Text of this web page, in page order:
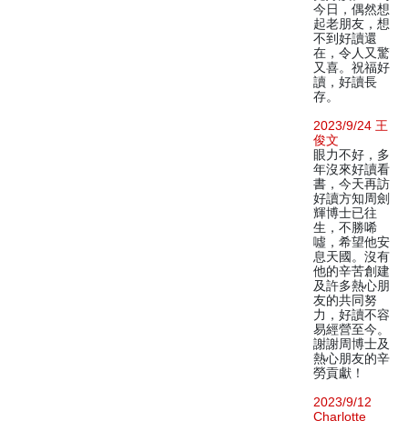
今日，偶然想
起老朋友，想
不到好讀還
在，令人又驚
又喜。祝福好
讀，好讀長
存。
2023/9/24 王
俊文
眼力不好，多
年沒來好讀看
書，今天再訪
好讀方知周劍
輝博士已往
生，不勝唏
噓，希望他安
息天國。沒有
他的辛苦創建
及許多熱心朋
友的共同努
力，好讀不容
易經營至今。
謝謝周博士及
熱心朋友的辛
勞貢獻！
2023/9/12
Charlotte